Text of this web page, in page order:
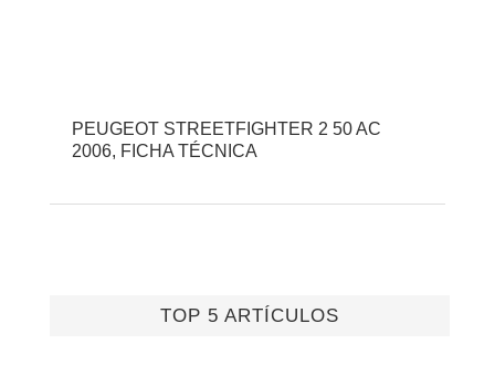
PEUGEOT STREETFIGHTER 2 50 AC
2006, FICHA TÉCNICA
TOP 5 ARTÍCULOS